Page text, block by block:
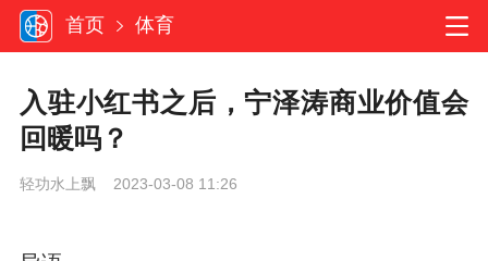
入驻小红书之后，宁泽涛商业价值会
回暖吗？
轻功水上飘 2023-03-08 11:26
首页 体育